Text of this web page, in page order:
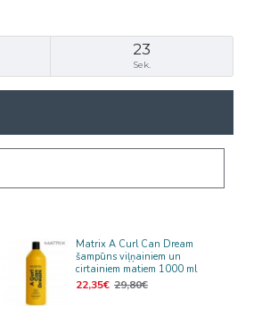
23
Sek.
Matrix A Curl Can Dream
šampūns viļņainiem un
cirtainiem matiem 1000 ml
22,35€ 29,80€